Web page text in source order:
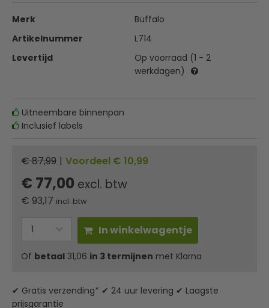
Merk
Buffalo
Artikelnummer
L714
Levertijd
Op voorraad (1 - 2
werkdagen)
Uitneembare binnenpan
Inclusief labels
€ 87,99 | Voordeel € 10,99
€ 77,00 excl. btw
€ 93,17 incl. btw
In winkelwagentje
Of betaal 31,06 in 3 termijnen met Klarna
✔ Gratis verzending* ✔ 24 uur levering ✔ Laagste
prijsgarantie